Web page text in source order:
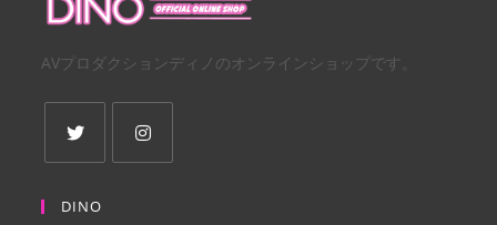
AVプロダクションディノのオンラインショップです。
し
DINO